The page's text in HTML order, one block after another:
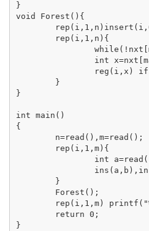
}
void Forest(){
}
int main()
{